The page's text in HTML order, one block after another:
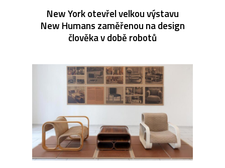
New York otevřel velkou výstavu
New Humans zaměřenou na design
člověka v době robotů